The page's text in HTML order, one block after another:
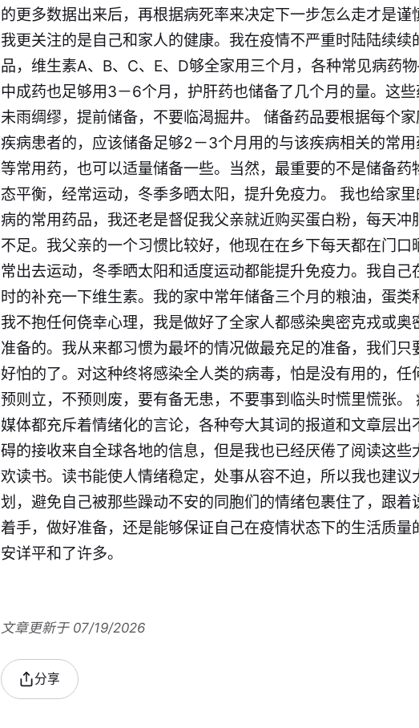
的更多数据出来后，再根据病死率来决定下一步怎么走才是谨
我更关注的是自己和家人的健康。我在疫情不严重时陆陆续
品，维生素A、B、C、E、D​够全家用三个月，各种常见病
中成药也足够用​3－6个月，护肝药也储备了几个月的量。这
未雨绸缪，提前储备，不要临渴掘井。 储备药品要根据每个
疾病患者的，应该储备足够2－3个月用的与该疾病相关的​常
等常用药，也可以适量储备一些。当然，最重要的不是储备
态平衡，经常运动，冬季多晒太阳，提升免疫力。 我也给家
病的常用药品，我还老是督促我父亲就近购买蛋白粉，每天
不足。我父亲的一个习惯比较好，他现在在乡下每天都在门
常出去运动，冬季晒太阳​和适度运动都能提升免疫力。我自
时的补充一下维生素。我的家中常年储备三个月的粮油，蛋类
我不抱任何侥幸心理，我是做好了全家人都感染奥密克戎或
准备的​。我从来都习惯为最坏的情况做最充足的准备，我们
好怕的了。对这种终将感染全人类的病毒，怕是没有用的，
预则立，不预则废，要有备无患，不要事到临头时慌里慌张
媒体都充斥着情绪化的言论，各种夸大其词的报道和文章层
碍的接收来自全球各地的信息，但是我也已经厌倦了阅读这
欢读书。读书能使人情绪稳定，处事从容不迫，所以我也建
划，避免自己被那些躁动不安的同胞们的情绪​包裹住了，跟
着手，做好准备，​还是能够保证自己在疫情状态下的生活质
安详平和了许多。​
文章更新于 07/19/2026
分享